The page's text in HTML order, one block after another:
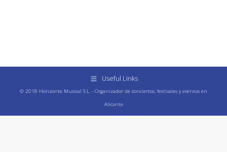
Useful Links
© 2018 Horizonte Musical S.L. - Organizador de conciertos, festivales y eventos en
Alicante